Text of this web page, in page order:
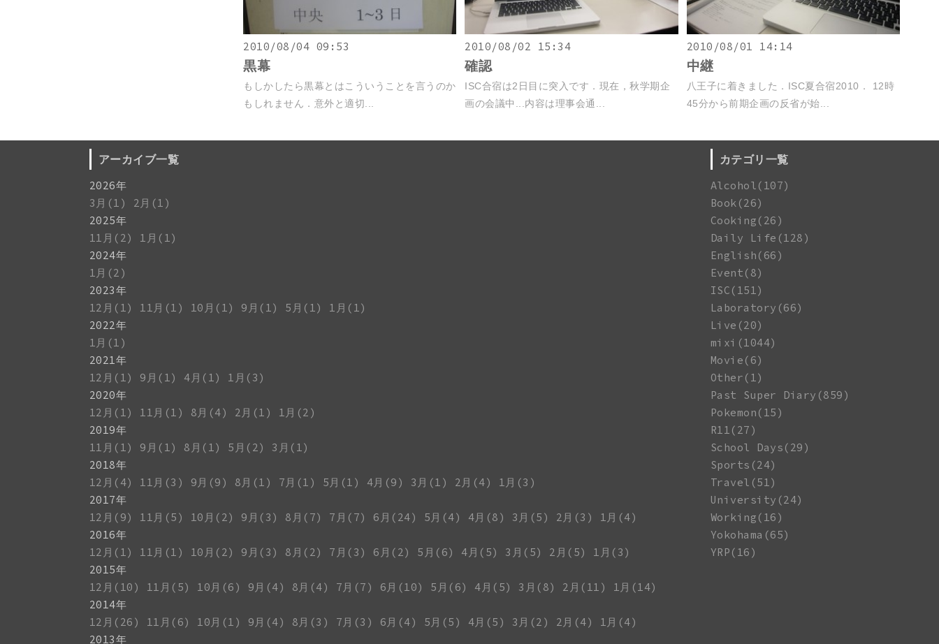
2010/08/04 09:53
黒幕
もしかしたら黒幕とはこういうことを言うのか
もしれません．意外と適切...
2010/08/02 15:34
確認
ISC合宿は2日目に突入です．現在，秋学期企
画の会議中...内容は理事会通...
2010/08/01 14:14
中継
八王子に着きました．ISC夏合宿2010． 12時
45分から前期企画の反省が始...
アーカイブ一覧
2026年
3月(1)
2月(1)
2025年
11月(2)
1月(1)
2024年
1月(2)
2023年
12月(1)
11月(1) 10月(1) 9月(1) 5月(1)
1月(1)
2022年
1月(1)
2021年
12月(1)
9月(1) 4月(1)
1月(3)
2020年
12月(1)
11月(1) 8月(4) 2月(1)
1月(2)
2019年
11月(1)
9月(1) 8月(1) 5月(2)
3月(1)
2018年
12月(4)
11月(3) 9月(9) 8月(1) 7月(1) 5月(1) 4月(9) 3月(1) 2月(4)
1月(3)
2017年
12月(9)
11月(5) 10月(2) 9月(3) 8月(7) 7月(7) 6月(24) 5月(4) 4月(8) 3月(5) 2月(3)
1月(4)
2016年
12月(1)
11月(1) 10月(2) 9月(3) 8月(2) 7月(3) 6月(2) 5月(6) 4月(5) 3月(5) 2月(5)
1月(3)
2015年
12月(10)
11月(5) 10月(6) 9月(4) 8月(4) 7月(7) 6月(10) 5月(6) 4月(5) 3月(8) 2月(11)
1月(14)
2014年
12月(26)
11月(6) 10月(1) 9月(4) 8月(3) 7月(3) 6月(4) 5月(5) 4月(5) 3月(2) 2月(4)
1月(4)
2013年
カテゴリ一覧
Alcohol(107)
Book(26)
Cooking(26)
Daily Life(128)
English(66)
Event(8)
ISC(151)
Laboratory(66)
Live(20)
mixi(1044)
Movie(6)
Other(1)
Past Super Diary(859)
Pokemon(15)
R11(27)
School Days(29)
Sports(24)
Travel(51)
University(24)
Working(16)
Yokohama(65)
YRP(16)